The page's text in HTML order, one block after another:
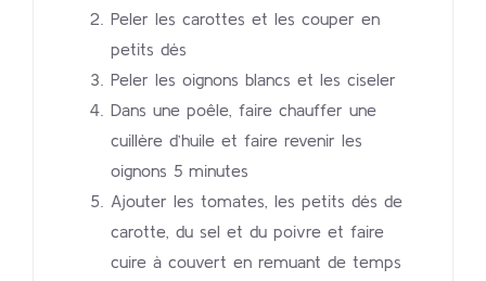
Peler les carottes et les couper en
petits dés
Peler les oignons blancs et les ciseler
Dans une poêle, faire chauffer une
cuillère d’huile et faire revenir les
oignons 5 minutes
Ajouter les tomates, les petits dés de
carotte, du sel et du poivre et faire
cuire à couvert en remuant de temps